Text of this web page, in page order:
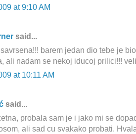
at 9:10 AM
said...
barem jedan dio tebe je
ali nadam se nekoj iducoj prilici!!!
at 10:11 AM
said...
probala sam je i jako mi se
ali sad cu svakako probati.